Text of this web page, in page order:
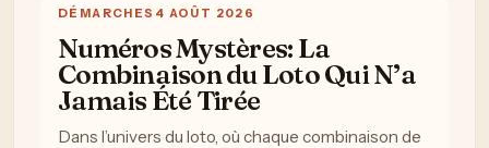
DÉMARCHES 4 AOÛT 2026
Numéros Mystères: La
Combinaison du Loto Qui N’a
Jamais Été Tirée
Dans l’univers du loto, où chaque combinaison de